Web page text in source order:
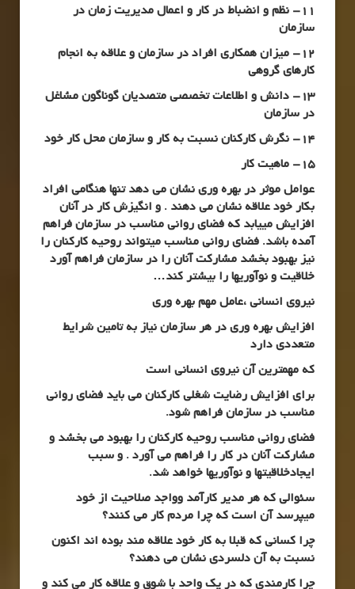
11- نظم و انضباط در کار و اعمال مدیریت زمان در
سازمان
12- میزان همکاری افراد در سازمان و علاقه به انجام
کارهای گروهی
13- دانش و اطلاعات تخصصی متصدیان گوناگون مشاغل
در سازمان
14- نگرش کارکنان نسبت به کار و سازمان محل کار خود
15- ماهیت کار
عوامل موثر در بهره وری نشان می دهد تنها هنگامی افراد
بکار خود علاقه نشان می دهند . و انگیزش کار در آنان
افزایش مییابد که فضای روانی مناسب در سازمان فراهم
آمده باشد. فضای روانی مناسب میتواند روحیه کارکنان را
نیز بهبود بخشد مشارکت آنان را در سازمان فراهم آورد
خلاقیت و نوآوریها را بیشتر کند…
نیروی انسانی ،عامل مهم بهره وری
افزایش بهره وری در هر سازمان نیاز به تامین شرایط
متعددی دارد
که مهمترین آن نیروی انسانی است
برای افزایش رضایت شغلی کارکنان می باید فضای روانی
مناسب در سازمان فراهم شود.
فضای روانی مناسب روحیه کارکنان را بهبود می بخشد و
مشارکت آنان در کار را فراهم می آورد . و سبب
ایجادخلاقیتها و نوآوریها خواهد شد.
سئوالی که هر مدیر کارآمد وواجد صلاحیت از خود
میپرسد آن است که چرا مردم کار می کنند؟
چرا کسانی که قبلا به کار خود علاقه مند بوده اند اکنون
نسبت به آن دلسردی نشان می دهند؟
چرا کارمندی که در یک واحد با شوق و علاقه کار می کند و